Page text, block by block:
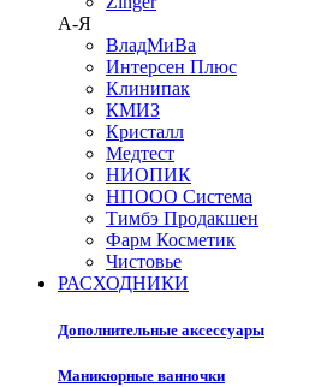
А-Я
ВладМиВа
Интерсен Плюс
Клинипак
КМИЗ
Кристалл
Медтест
НИОПИК
НПООО Система
Тимбэ Продакшен
Фарм Косметик
Чистовье
РАСХОДНИКИ
Дополнительные аксессуары
Маникюрные ванночки